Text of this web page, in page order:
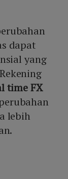
dapat
yang
time FX
lebih